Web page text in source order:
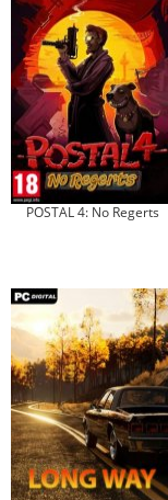
POSTAL 4: No Regerts